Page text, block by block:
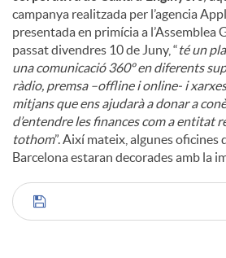
campanya realitzada per l’agencia
presentada en primícia a l’Assemblea
passat divendres 10 de Juny, “té un
una comunicació 360º en diferents
ràdio, premsa –offline i online- i
mitjans que ens ajudarà a donar a
d’entendre les finances com a entitat
tothom”. Així mateix, algunes oficines
Barcelona estaran decorades amb la
C